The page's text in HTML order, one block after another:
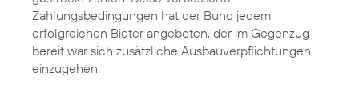
Zahlungsbedingungen hat der Bund jedem
erfolgreichen Bieter angeboten, der im Gegenzug
bereit war sich zusätzliche Ausbauverpflichtungen
einzugehen.